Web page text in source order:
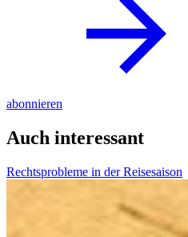
abonnieren
Auch interessant
Rechtsprobleme in der Reisesaison